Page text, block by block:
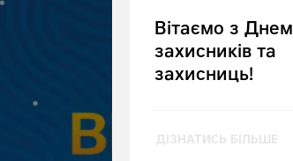
Вітаємо з Днем
захисників та
захисниць!
ДІЗНАТИСЬ БІЛЬШЕ